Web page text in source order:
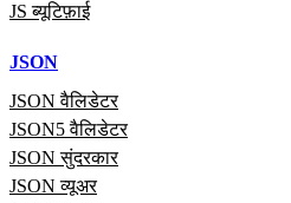
JS ब्यूटिफ़ाई
JSON
JSON वैलिडेटर
JSON5 वैलिडेटर
JSON सुंदरकार
JSON व्यूअर